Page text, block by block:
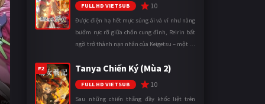
FULL HD VIETSUB 10
Được điện hạ hết mực sủng ái và ví như nàng
bướm rực rỡ giữa chốn cung đình, Reirin bất
ngờ trở thành nạn nhân của Keigetsu – một kẻ
thuật để hoán đổi th ...
#2 Tanya Chiến Ký (Mùa 2)
FULL HD VIETSUB 10
Sau những chiến thắng đầy khốc liệt trên